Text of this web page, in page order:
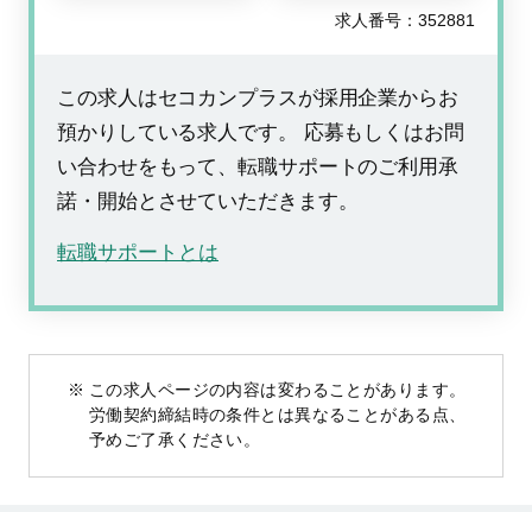
求人番号：352881
この求人はセコカンプラスが採用企業からお
預かりしている求人です。 応募もしくはお問
い合わせをもって、転職サポートのご利用承
諾・開始とさせていただきます。
転職サポートとは
この求人ページの内容は変わることがあります。
労働契約締結時の条件とは異なることがある点、
予めご了承ください。